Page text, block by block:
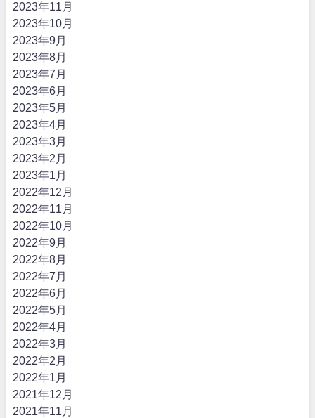
2023年11月
2023年10月
2023年9月
2023年8月
2023年7月
2023年6月
2023年5月
2023年4月
2023年3月
2023年2月
2023年1月
2022年12月
2022年11月
2022年10月
2022年9月
2022年8月
2022年7月
2022年6月
2022年5月
2022年4月
2022年3月
2022年2月
2022年1月
2021年12月
2021年11月